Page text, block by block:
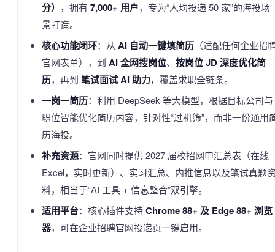
分） ，拥有 7,000+ 用户，专为“人均投递 50 家”的海投场
景打造。
核心功能闭环：从 AI 自动一键填简历（适配任何企业招
官网表单），到 AI 全网搜岗位、 按岗位 JD 深度优化简
历，再到 笔试面试 AI 助力，覆盖求职全链条。
一岗一简历：利用 DeepSeek 等大模型，根据目标公司与
职位智能优化简历内容，针对性“过机筛”，而非一份通用
历海投。
补充资源：官网同时提供 2027 届校招网申汇总表（在线
Excel，实时更新）、实习汇总、内推信息以及笔试真题
料，相当于“AI 工具 + 信息整合”双引擎。
适用平台：核心插件支持Chrome 88+ 及 Edge 88+ 浏览
器，可在企业招聘官网投递页一键启用。